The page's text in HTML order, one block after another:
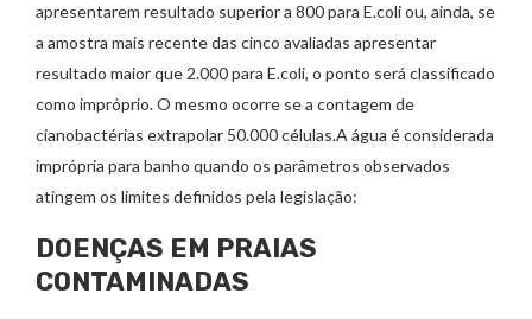
apresentarem resultado superior a 800 para E.coli ou, ainda, se
a amostra mais recente das cinco avaliadas apresentar
resultado maior que 2.000 para E.coli, o ponto será classificado
como impróprio. O mesmo ocorre se a contagem de
cianobactérias extrapolar 50.000 células.A água é considerada
imprópria para banho quando os parâmetros observados
atingem os limites definidos pela legislação:
DOENÇAS EM PRAIAS
CONTAMINADAS